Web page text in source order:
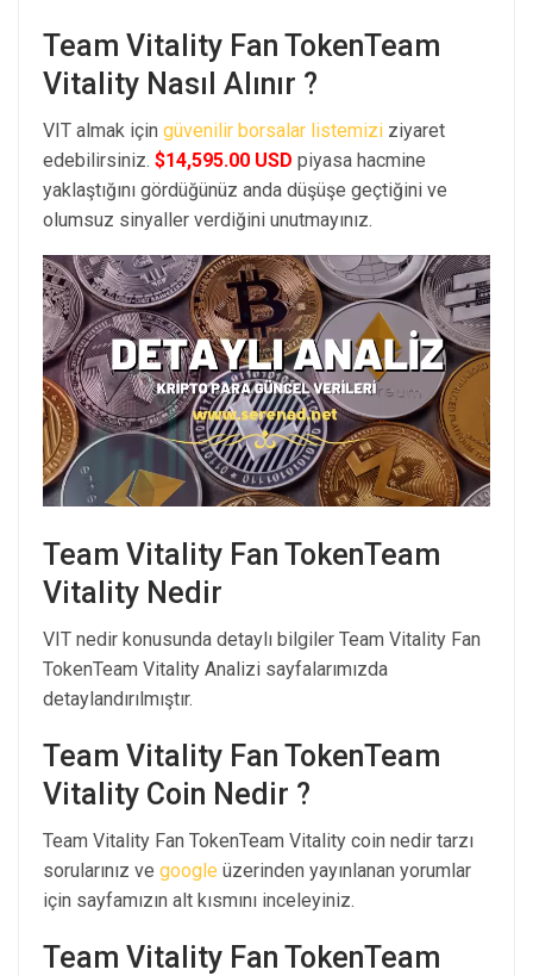
Team Vitality Fan TokenTeam
Vitality Nasıl Alınır ?
VIT almak için güvenilir borsalar listemizi ziyaret
edebilirsiniz. $14,595.00 USD piyasa hacmine
yaklaştığını gördüğünüz anda düşüşe geçtiğini ve
olumsuz sinyaller verdiğini unutmayınız.
Team Vitality Fan TokenTeam
Vitality Nedir
VIT nedir konusunda detaylı bilgiler Team Vitality Fan
TokenTeam Vitality Analizi sayfalarımızda
detaylandırılmıştır.
Team Vitality Fan TokenTeam
Vitality Coin Nedir ?
Team Vitality Fan TokenTeam Vitality coin nedir tarzı
sorularınız ve google üzerinden yayınlanan yorumlar
için sayfamızın alt kısmını inceleyiniz.
Team Vitality Fan TokenTeam